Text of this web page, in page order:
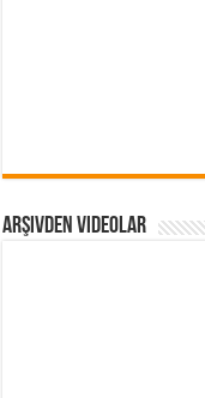
Arşivden Videolar